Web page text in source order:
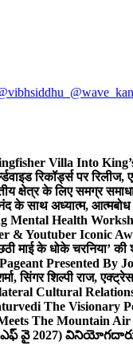
Villa Into
रिकॉर्ड्स पर
क्षेत्र के लिए समग्र
के साथ अध्यात्म,
Mental Health
& Youtuber Iconic
माई के धोके चरनिया’
Presented By
सिंगर शिल्पी राज,
Cultural
The Visionary
The Mountain
వై 2027)